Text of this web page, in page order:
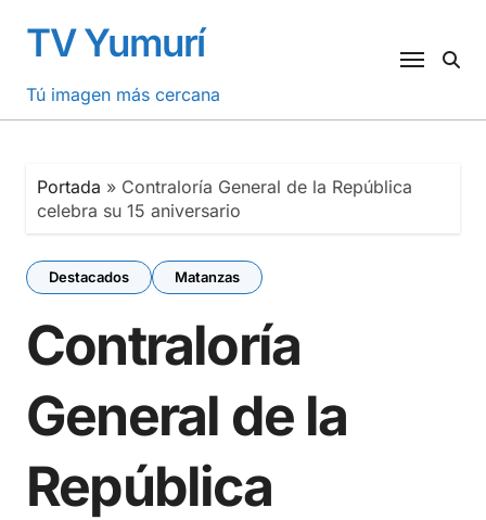
contenido
TV Yumurí
Tú imagen más cercana
Portada » Contraloría General de la República
celebra su 15 aniversario
Destacados Matanzas
Contraloría
General de la
República